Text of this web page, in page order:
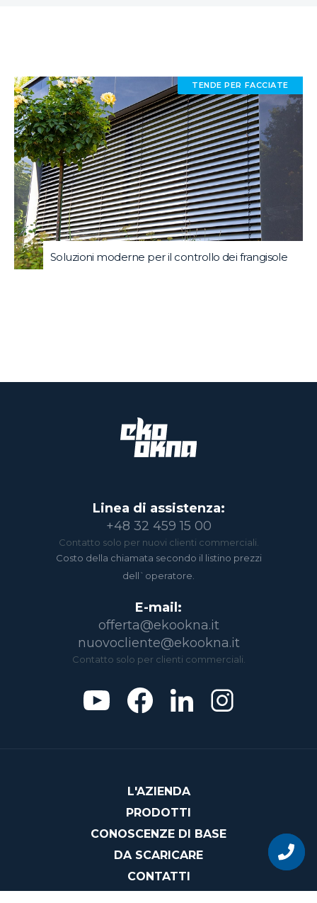
Soluzioni moderne per il controllo dei frangisole
TENDE PER FACCIATE
Linea di assistenza:
+48 32 459 15 00
Contatto solo per nuovi clienti commerciali.
Costo della chiamata secondo il listino prezzi
dell`operatore.
E-mail:
offerta@ekookna.it
nuovocliente@ekookna.it
Contatto solo per clienti commerciali.
L'AZIENDA
PRODOTTI
CONOSCENZE DI BASE
DA SCARICARE
CONTATTI
diventare
un
nostro